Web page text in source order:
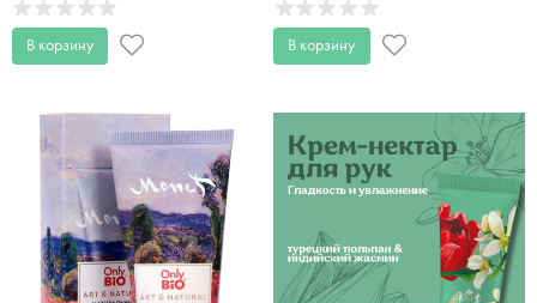
В корзину В корзину